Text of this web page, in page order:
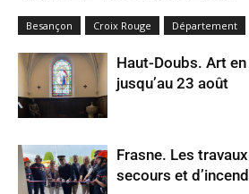
Besançon Croix Rouge Département
Haut-Doubs. Art
jusqu’au 23 août
Frasne. Les
secours et